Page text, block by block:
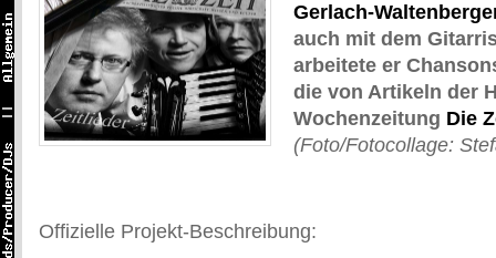
Gerlach-
auch mit dem
arbeitete er
die von Artikeln der
Wochenzeitung Die
(Foto/Fotocollage:
Offizielle Projekt-Beschreibung: